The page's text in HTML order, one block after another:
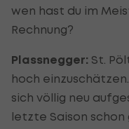
wen hast du im
Rechnung?
Plassnegger: St.
hoch
sich völlig neu
letzte Saison